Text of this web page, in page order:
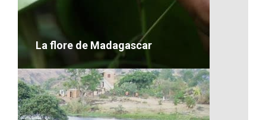
La flore de Madagascar